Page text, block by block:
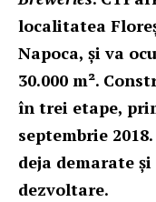
localitatea
Napoca, și va
30.000 m².
în trei etape,
septembrie
deja demarate
dezvoltare.